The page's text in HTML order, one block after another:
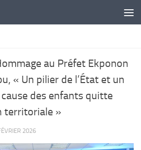
au Préfet Ekponon
« Un pilier de l’État et un
des enfants quitte
territoriale »
2026